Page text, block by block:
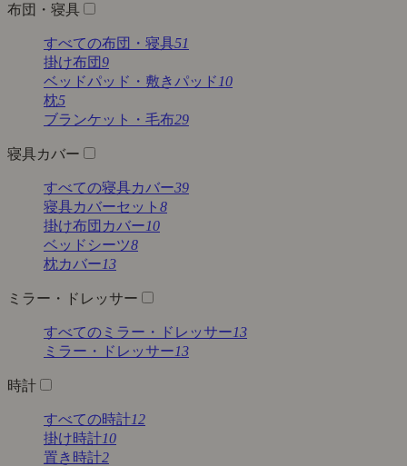
布団・寝具
すべての布団・寝具51
掛け布団9
ベッドパッド・敷きパッド 10
枕5
ブランケット・毛布29
寝具カバー
すべての寝具カバー39
寝具カバーセット 8
掛け布団カバー10
ベッドシーツ8
枕カバー13
ミラー・ドレッサー
すべてのミラー・ドレッサー13
ミラー・ドレッサー13
時計
すべての時計12
掛け時計10
置き時計2